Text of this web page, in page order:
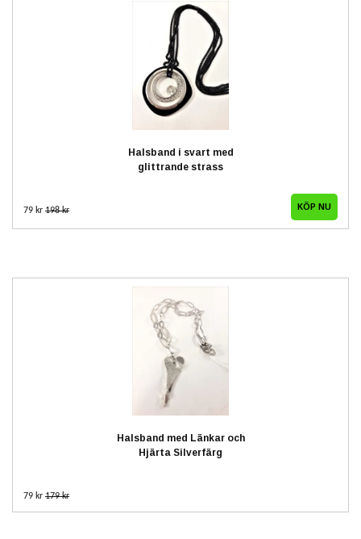
Halsband i svart med
glittrande strass
79 kr 198 kr
Halsband med Länkar och
Hjärta Silverfärg
79 kr 179 kr